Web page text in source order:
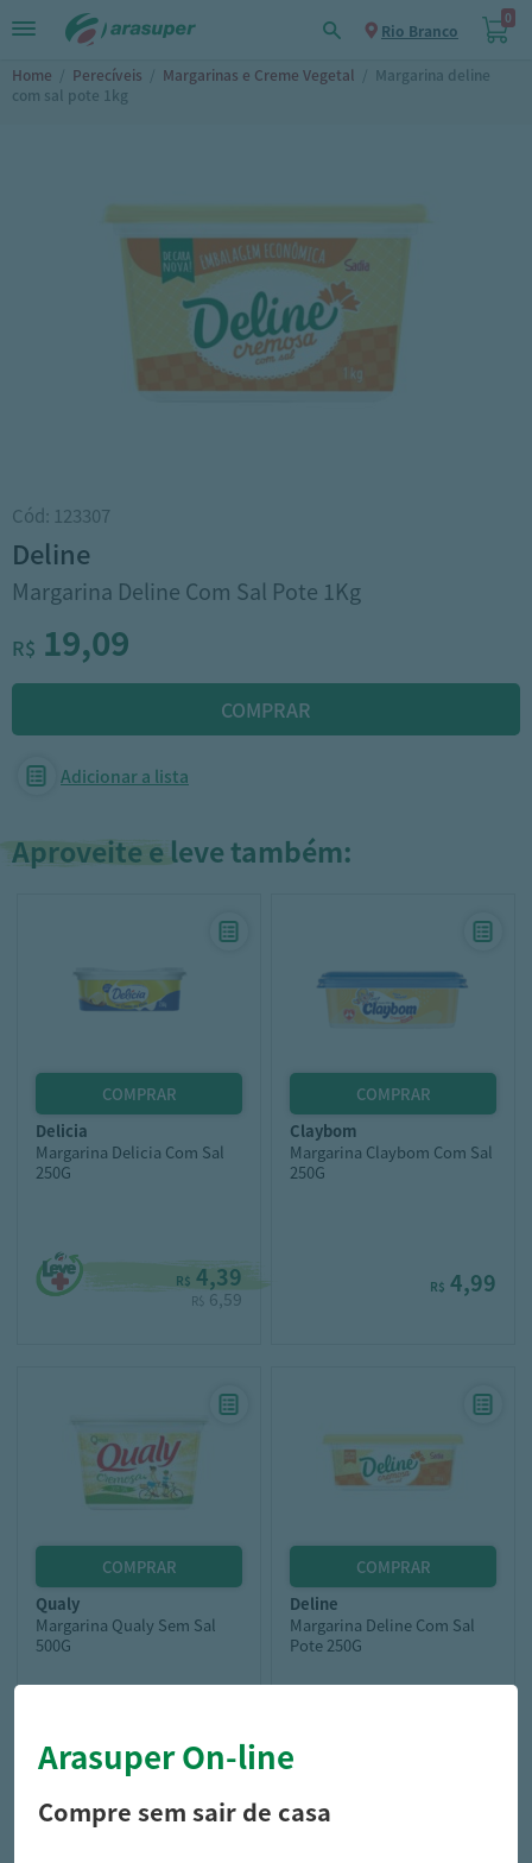
Rio Branco
0
Home / Perecíveis / Margarinas e Creme Vegetal / Margarina deline
com sal pote 1kg
Cód: 123307
deline
Margarina Deline Com Sal Pote 1Kg
R$ 19,09
Adicionar a lista
Aproveite e leve também:
delicia
Margarina Delicia Com Sal
250G
R$ 4,39
R$ 6,59
claybom
Margarina Claybom Com Sal
250G
R$ 4,99
qualy
Margarina Qualy Sem Sal
500G
R$ 12,59
deline
Margarina Deline Com Sal
Pote 250G
Arasuper On-line
Compre sem sair de casa